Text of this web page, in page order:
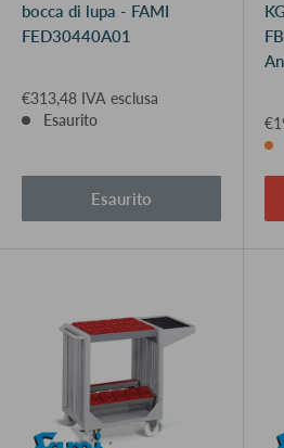
bocca di lupa - FAMI
FED30440A01
€313,48 IVA esclusa
Esaurito
Esaurito